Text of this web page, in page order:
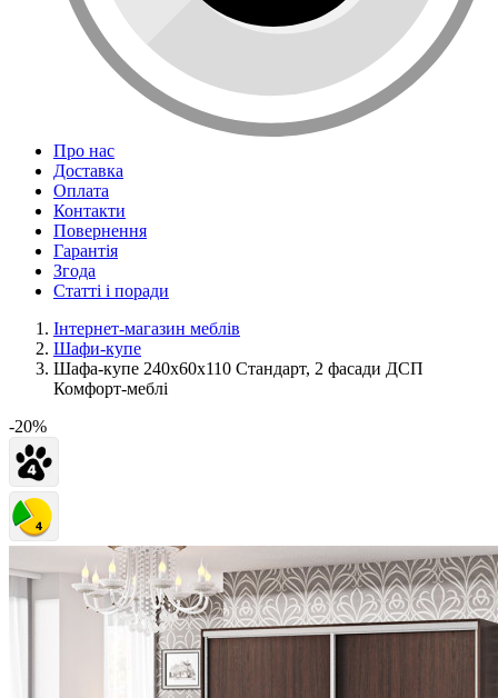
Про нас
Доставка
Оплата
Контакти
Повернення
Гарантія
Згода
Статті і поради
Інтернет-магазин меблів
Шафи-купе
Шафа-купе 240х60х110 Стандарт, 2 фасади ДСП
Комфорт-меблі
-20%